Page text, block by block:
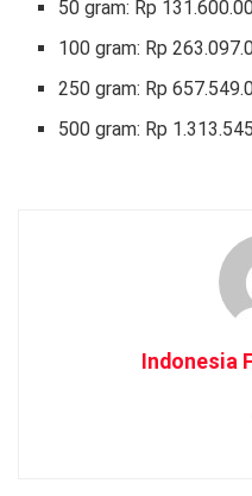
50 gram: Rp
‎100 gram: Rp
250 gram: Rp
500 gram: Rp
Indonesia